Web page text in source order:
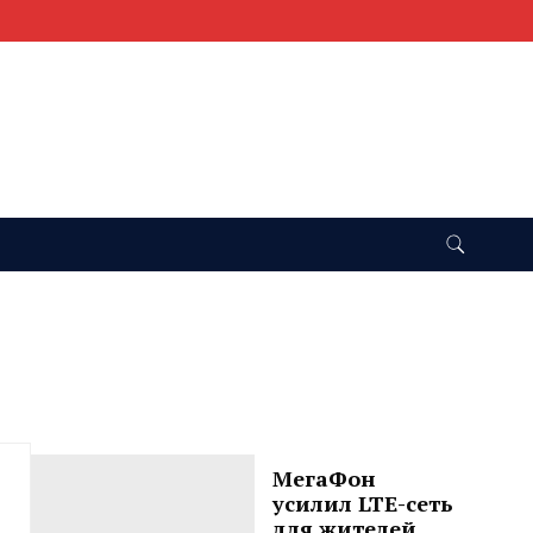
МегаФон
усилил LTE-сеть